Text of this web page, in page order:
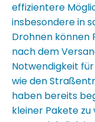
effizientere
insbesondere in
Drohnen können
nach dem
Notwendigkeit
wie den
haben bereits
kleiner Pakete